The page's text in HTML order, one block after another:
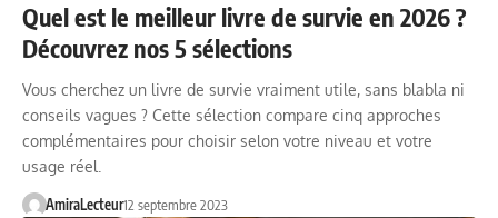
Quel est le meilleur livre de survie en 2026 ?
Découvrez nos 5 sélections
Vous cherchez un livre de survie vraiment utile, sans blabla ni
conseils vagues ? Cette sélection compare cinq approches
complémentaires pour choisir selon votre niveau et votre
usage réel.
AmiraLecteur12 septembre 2023